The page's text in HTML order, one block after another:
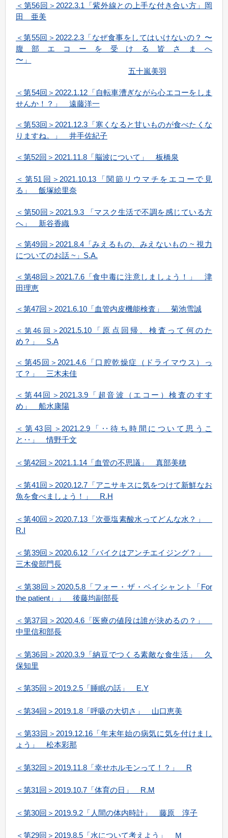
＜第56回＞2022.3.1「紫外線との上手な付き合い方」岡
田 亜美
＜第55回＞2022.2.3「なぜ食事をしてはいけないの？ 〜
腹部エコーを受ける皆さまへ
〜」
五十嵐美羽
＜第54回＞2022.1.12「自転車漕ぎながら心エコーをしま
せんか！？」 遠藤洋一
＜第53回＞2021.12.3「寒くなると甘いものが食べたくな
りますね。」 井手佐紀子
＜第52回＞2021.11.8「脳波について」 板橋泉
＜第51回＞2021.10.13「関節リウマチをエコーで見
る」 飯塚絵里奈
＜第50回＞2021.9.3 「マスク生活で不調を感じている方
へ」 新谷香織
＜第49回＞2021.8.4「みえるもの、みえないもの ~ 視力
についてのお話 ~」S.A.
＜第48回＞2021.7.6「食中毒に注意しましょう！」 津
田理恵
＜第47回＞2021.6.10「血管内皮機能検査」 菊池雪誠
＜第46回＞ 2021.5.10「原点回帰、検査って何のた
め？」 S.A
＜第45回＞2021.4.6「口腔乾燥症（ドライマウス）っ
て？」 三木未佳
＜第44回＞2021.3.9「超音波（エコー）検査のすす
め」 船水康陽
＜第43回＞2021.2.9「‥待ち時間について思うこ
と‥」 情野千文
＜第42回＞2021.1.14「血管の不思議」 真部美穂
＜第41回＞2020.12.7「アニサキスに気をつけて新鮮なお
魚を食べましょう！」 R.H
＜第40回＞2020.7.13「次亜塩素酸水ってどんな水？」
R.I
＜第39回＞2020.6.12「バイクはアンチエイジング？」
三木俊部門長
＜第38回＞2020.5.8「フォー・ザ・ペイシャント「For
the patient」」 後藤均副部長
＜第37回＞2020.4.6「医療の値段は誰が決めるの？」
中里信和部長
＜第36回＞2020.3.9「納豆でつくる素敵な食生活」 久
保知里
＜第35回＞2019.2.5「睡眠の話」 E.Y
＜第34回＞2019.1.8「呼吸の大切さ」 山口恵美
＜第33回＞2019.12.16「年末年始の病気に気を付けまし
ょう」 松本彩那
＜第32回＞2019.11.8「幸せホルモンって！？」 R
＜第31回＞2019.10.7「体育の日」 R.M
＜第30回＞2019.9.2「人間の体内時計」 藤原 淳子
＜第29回＞2019.8.5「水について考えよう」 Ｍ